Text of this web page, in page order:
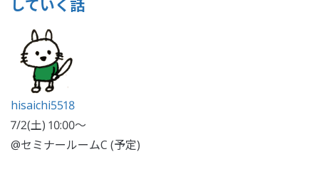
していく話
hisaichi5518
7/2(土) 10:00〜
@セミナールームC (予定)